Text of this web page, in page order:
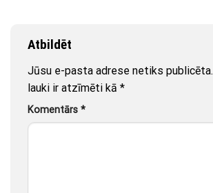
Atbildēt
Jūsu e-pasta adrese netiks publicēta.
lauki ir atzīmēti kā *
Komentārs *